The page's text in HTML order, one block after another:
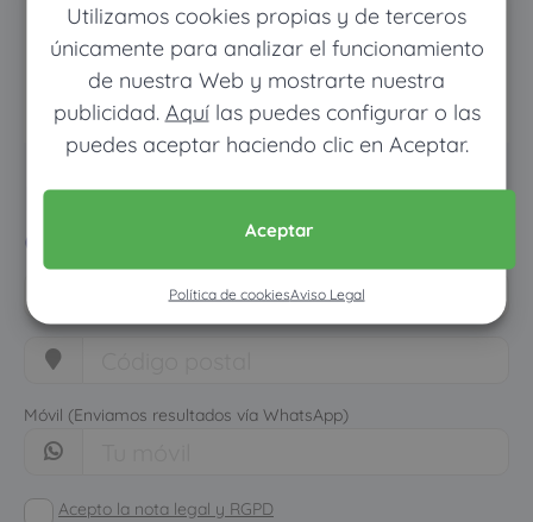
Utilizamos cookies propias y de terceros
únicamente para analizar el funcionamiento
de nuestra Web y mostrarte nuestra
publicidad. Aquílas puedes configurar o las
puedes aceptar haciendo clic en Aceptar.
Aceptar
Política de cookiesAviso Legal
Pon tus datos y descubre
cuánto dinero ahorrarías
Móvil (Enviamos resultados vía WhatsApp)
Acepto la nota legal y RGPD